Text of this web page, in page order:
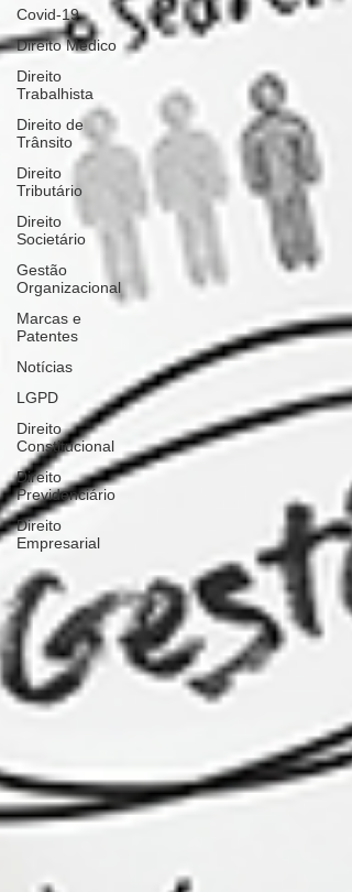
Covid-19
Direito Médico
Direito
Trabalhista
Direito de
Trânsito
Direito
Tributário
Direito
Societário
Gestão
Organizacional
Marcas e
Patentes
Notícias
LGPD
Direito
Constitucional
Direito
Previdenciário
Direito
Empresarial